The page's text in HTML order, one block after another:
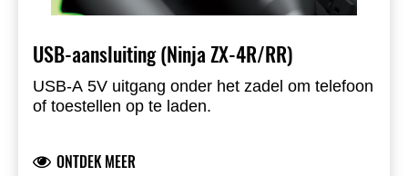
USB-aansluiting (Ninja ZX-4R/RR)
USB-A 5V uitgang onder het zadel om telefoon
of toestellen op te laden.
ONTDEK MEER